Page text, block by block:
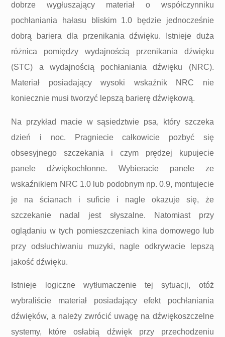
dobrze wygłuszający materiał o współczynniku
pochłaniania hałasu bliskim 1.0 będzie jednocześnie
dobrą bariera dla przenikania dźwięku. Istnieje duża
różnica pomiędzy wydajnością przenikania dźwięku
(STC) a wydajnością pochłaniania dźwięku (NRC).
Materiał posiadający wysoki wskaźnik NRC nie
koniecznie musi tworzyć lepszą barierę dźwiękową.
Na przykład macie w sąsiedztwie psa, który szczeka
dzień i noc. Pragniecie całkowicie pozbyć się
obsesyjnego szczekania i czym prędzej kupujecie
panele dźwiękochłonne. Wybieracie panele ze
wskaźnikiem NRC 1.0 lub podobnym np. 0.9, montujecie
je na ścianach i suficie i nagle okazuje się, że
szczekanie nadal jest słyszalne. Natomiast przy
oglądaniu w tych pomieszczeniach kina domowego lub
przy odsłuchiwaniu muzyki, nagle odkrywacie lepszą
jakość dźwięku.
Istnieje logiczne wytłumaczenie tej sytuacji, otóż
wybraliście materiał posiadający efekt pochłaniania
dźwięków, a należy zwrócić uwagę na dźwiękoszczelne
systemy, które osłabią dźwięk przy przechodzeniu